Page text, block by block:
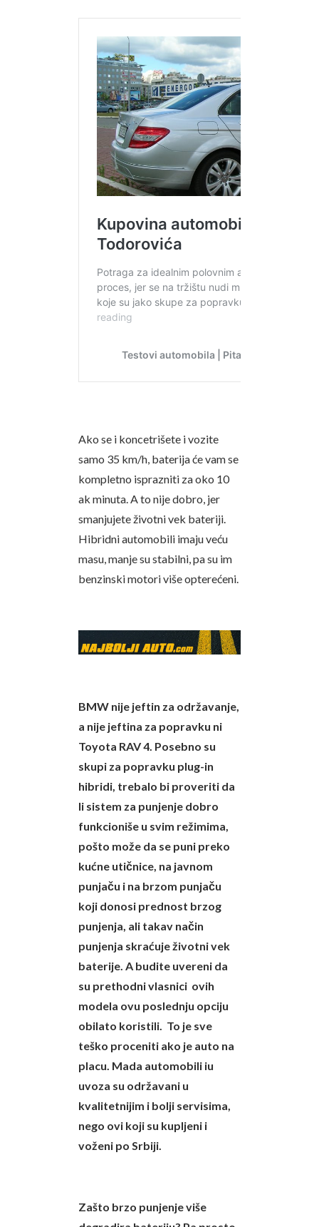
Ako se i koncetrišete i vozite
samo 35 km/h, baterija će vam se
kompletno isprazniti za oko 10
ak minuta. A to nije dobro, jer
smanjujete životni vek bateriji.
Hibridni automobili imaju veću
masu, manje su stabilni, pa su im
benzinski motori više opterećeni.
BMW nije jeftin za održavanje,
a nije jeftina za popravku ni
Toyota RAV 4. Posebno su
skupi za popravku plug-in
hibridi, trebalo bi proveriti da
li sistem za punjenje dobro
funkcioniše u svim režimima,
pošto može da se puni preko
kućne utičnice, na javnom
punjaču i na brzom punjaču
koji donosi prednost brzog
punjenja, ali takav način
punjenja skraćuje životni vek
baterije. A budite uvereni da
su prethodni vlasnici ovih
modela ovu poslednju opciju
obilato koristili. To je sve
teško proceniti ako je auto na
placu. Mada automobili iu
uvoza su održavani u
kvalitetnijim i bolji servisima,
nego ovi koji su kupljeni i
voženi po Srbiji.
Zašto brzo punjenje više